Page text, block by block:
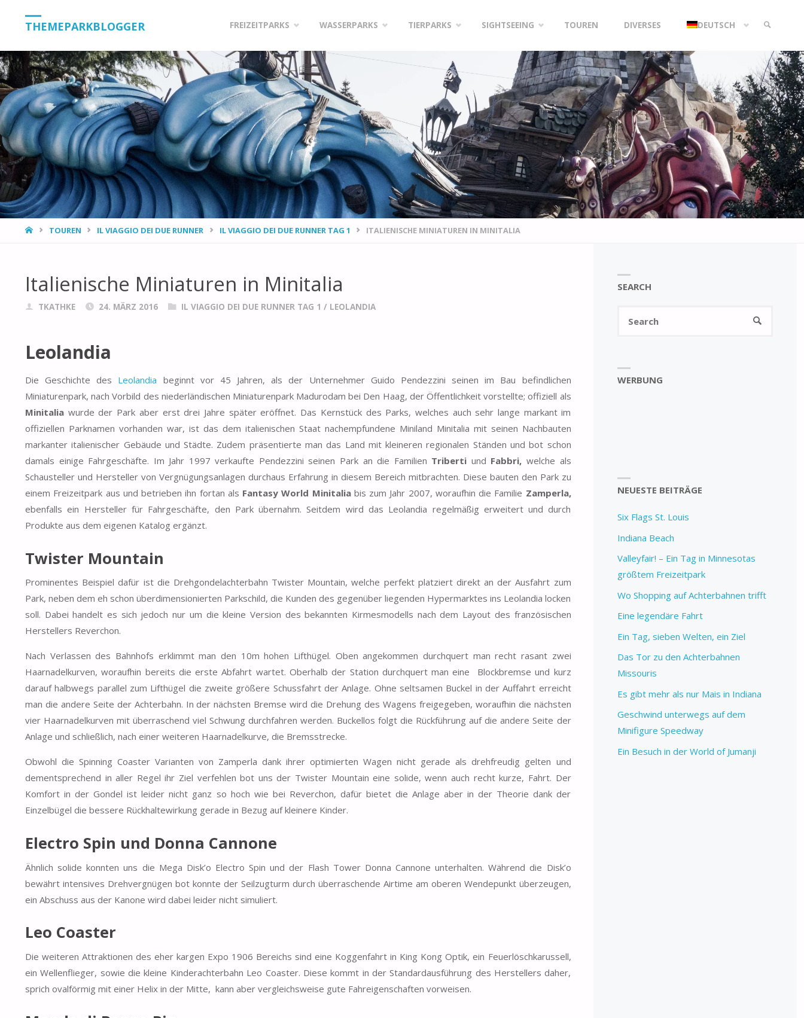
THEMEPARKBLOGGER
content
FREIZEITPARKS WASSERPARKS TIERPARKS SIGHTSEEING TOUREN DIVERSES DEUTSCH
SEARCH
HOMETOUREN IL VIAGGIO DEI DUE RUNNER IL VIAGGIO DEI DUE RUNNER TAG 1 ITALIENISCHE MINIATUREN IN MINITALIA
Italienische Miniaturen in Minitalia
TKATHKE 24. MÄRZ 2016 IL VIAGGIO DEI DUE RUNNER TAG 1 / LEOLANDIA
Leolandia
Die Geschichte des Leolandia beginnt vor 45 Jahren, als der Unternehmer Guido Pendezzini seinen im Bau befindlichen
Miniaturenpark, nach Vorbild des niederländischen Miniaturenpark Madurodam bei Den Haag, der Öffentlichkeit vorstellte; offiziell als
Minitalia wurde der Park aber erst drei Jahre später eröffnet. Das Kernstück des Parks, welches auch sehr lange markant im
offiziellen Parknamen vorhanden war, ist das dem italienischen Staat nachempfundene Miniland Minitalia mit seinen Nachbauten
markanter italienischer Gebäude und Städte. Zudem präsentierte man das Land mit kleineren regionalen Ständen und bot schon
damals einige Fahrgeschäfte. Im Jahr 1997 verkaufte Pendezzini seinen Park an die Familien Triberti und Fabbri, welche als
Schausteller und Hersteller von Vergnügungsanlagen durchaus Erfahrung in diesem Bereich mitbrachten. Diese bauten den Park zu
einem Freizeitpark aus und betrieben ihn fortan als Fantasy World Minitaliabis zum Jahr 2007, woraufhin die Familie Zamperla,
ebenfalls ein Hersteller für Fahrgeschäfte, den Park übernahm. Seitdem wird das Leolandia regelmäßig erweitert und durch
Produkte aus dem eigenen Katalog ergänzt.
Twister Mountain
Prominentes Beispiel dafür ist die Drehgondelachterbahn Twister Mountain, welche perfekt platziert direkt an der Ausfahrt zum
Park, neben dem eh schon überdimensionierten Parkschild, die Kunden des gegenüber liegenden Hypermarktes ins Leolandia locken
soll. Dabei handelt es sich jedoch nur um die kleine Version des bekannten Kirmesmodells nach dem Layout des französischen
Herstellers Reverchon.
Nach Verlassen des Bahnhofs erklimmt man den 10m hohen Lifthügel. Oben angekommen durchquert man recht rasant zwei
Haarnadelkurven, woraufhin bereits die erste Abfahrt wartet. Oberhalb der Station durchquert man eine Blockbremse und kurz
darauf halbwegs parallel zum Lifthügel die zweite größere Schussfahrt der Anlage. Ohne seltsamen Buckel in der Auffahrt erreicht
man die andere Seite der Achterbahn. In der nächsten Bremse wird die Drehung des Wagens freigegeben, woraufhin die nächsten
vier Haarnadelkurven mit überraschend viel Schwung durchfahren werden. Buckellos folgt die Rückführung auf die andere Seite der
Anlage und schließlich, nach einer weiteren Haarnadelkurve, die Bremsstrecke.
Obwohl die Spinning Coaster Varianten von Zamperla dank ihrer optimierten Wagen nicht gerade als drehfreudig gelten und
dementsprechend in aller Regel ihr Ziel verfehlen bot uns der Twister Mountain eine solide, wenn auch recht kurze, Fahrt. Der
Komfort in der Gondel ist leider nicht ganz so hoch wie bei Reverchon, dafür bietet die Anlage aber in der Theorie dank der
Einzelbügel die bessere Rückhaltewirkung gerade in Bezug auf kleinere Kinder.
Electro Spin und Donna Cannone
Ähnlich solide konnten uns die Mega Disk’o Electro Spin und der Flash Tower Donna Cannone unterhalten. Während die Disk’o
bewährt intensives Drehvergnügen bot konnte der Seilzugturm durch überraschende Airtime am oberen Wendepunkt überzeugen,
ein Abschuss aus der Kanone wird dabei leider nicht simuliert.
Leo Coaster
Die weiteren Attraktionen des eher kargen Expo 1906 Bereichs sind eine Koggenfahrt in King Kong Optik, ein Feuerlöschkarussell,
ein Wellenflieger, sowie die kleine Kinderachterbahn Leo Coaster. Diese kommt in der Standardausführung des Herstellers daher,
sprich ovalförmig mit einer Helix in der Mitte, kann aber vergleichsweise gute Fahreigenschaften vorweisen.
SEARCH
SEARCH
WERBUNG
NEUESTE BEITRÄGE
Six Flags St. Louis
Indiana Beach
Valleyfair! – Ein Tag in Minnesotas
größtem Freizeitpark
Wo Shopping auf Achterbahnen trifft
Eine legendäre Fahrt
Ein Tag, sieben Welten, ein Ziel
Das Tor zu den Achterbahnen
Missouris
Es gibt mehr als nur Mais in Indiana
Geschwind unterwegs auf dem
Minifigure Speedway
Ein Besuch in der World of Jumanji